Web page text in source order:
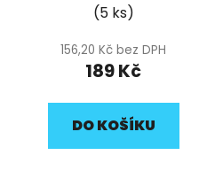
(5 ks)
156,20 Kč bez DPH
189 Kč
DO KOŠÍKU